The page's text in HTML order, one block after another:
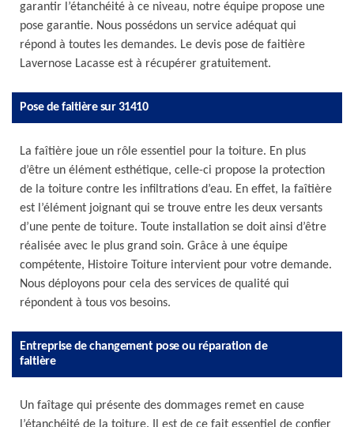
garantir l’étanchéité à ce niveau, notre équipe propose une
pose garantie. Nous possédons un service adéquat qui
répond à toutes les demandes. Le devis pose de faitière
Lavernose Lacasse est à récupérer gratuitement.
Pose de faitière sur 31410
La faîtière joue un rôle essentiel pour la toiture. En plus
d’être un élément esthétique, celle-ci propose la protection
de la toiture contre les infiltrations d’eau. En effet, la faîtière
est l’élément joignant qui se trouve entre les deux versants
d’une pente de toiture. Toute installation se doit ainsi d’être
réalisée avec le plus grand soin. Grâce à une équipe
compétente, Histoire Toiture intervient pour votre demande.
Nous déployons pour cela des services de qualité qui
répondent à tous vos besoins.
Entreprise de changement pose ou réparation de
faitière
Un faîtage qui présente des dommages remet en cause